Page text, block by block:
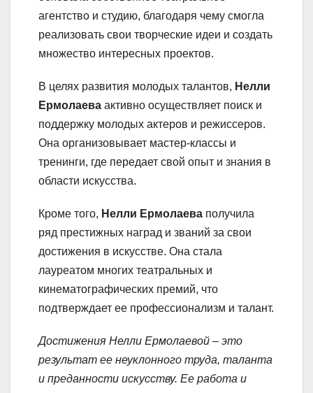
агентство и студию, благодаря чему смогла
реализовать свои творческие идеи и создать
множество интересных проектов.
В целях развития молодых талантов, Нелли
Ермолаева активно осуществляет поиск и
поддержку молодых актеров и режиссеров.
Она организовывает мастер-классы и
тренинги, где передает свой опыт и знания в
области искусства.
Кроме того, Нелли Ермолаева получила
ряд престижных наград и званий за свои
достижения в искусстве. Она стала
лауреатом многих театральных и
кинематографических премий, что
подтверждает ее профессионализм и талант.
Достижения Нелли Ермолаевой – это
результат ее неуклонного труда, таланта
и преданности искусству. Ее работа и